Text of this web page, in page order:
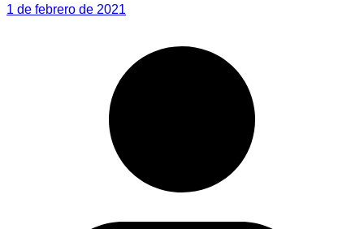
1 de febrero de 2021